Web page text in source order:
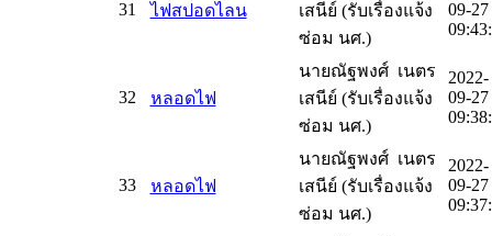
31 ไฟสปอดไลน
เสนีย์ (รับเรื่องแจ้ง
ซ่อม นศ.)
09-27
32 หลอดไฟ
นายณัฐพงศ์ เนตร
เสนีย์ (รับเรื่องแจ้ง
ซ่อม นศ.)
2022-
09-27
33 หลอดไฟ
นายณัฐพงศ์ เนตร
เสนีย์ (รับเรื่องแจ้ง
ซ่อม นศ.)
2022-
09-27